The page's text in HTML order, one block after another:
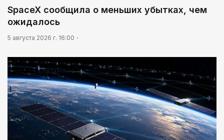
В столице реализуется проект «Школа
национального ремесла»
SpaceX сообщила о меньших убытках, чем
ожидалось
5 августа 2026 г. 16:00